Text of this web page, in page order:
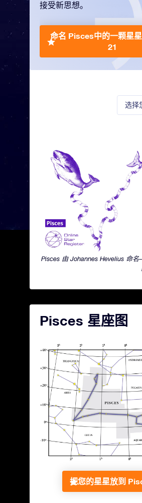
选择
Pisces 由 Johannes Hevelius 命名
接受新思想。
命名 Pisces中的一颗星星
21
Pisces 星座图
把您的星星放到